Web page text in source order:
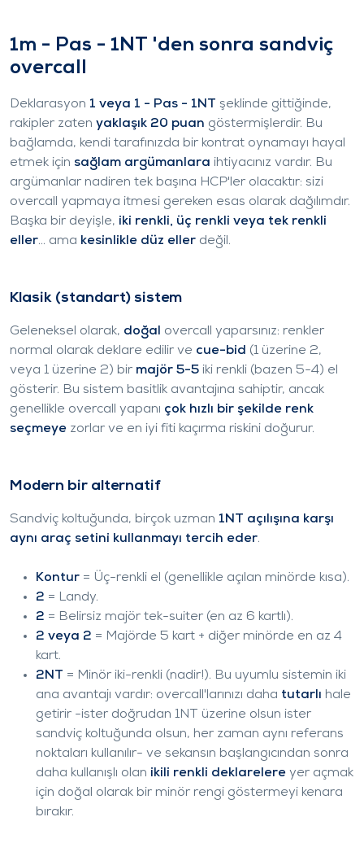
1m - Pas - 1NT 'den sonra sandviç
overcall
Deklarasyon 1 veya 1 - Pas - 1NT şeklinde gittiğinde,
rakipler zaten yaklaşık 20 puan göstermişlerdir. Bu
bağlamda, kendi tarafınızda bir kontrat oynamayı hayal
etmek için sağlam argümanlara ihtiyacınız vardır. Bu
argümanlar nadiren tek başına HCP'ler olacaktır: sizi
overcall yapmaya itmesi gereken esas olarak dağılımdır.
Başka bir deyişle, iki renkli, üç renkli veya tek renkli
eller... ama kesinlikle düz eller değil.
Klasik (standart) sistem
Geleneksel olarak, doğal
overcall yaparsınız: renkler
normal olarak deklare edilir ve cue-bid (1 üzerine 2,
veya 1 üzerine 2) bir majör 5-5 iki renkli (bazen 5-4) el
gösterir. Bu sistem basitlik avantajına sahiptir, ancak
genellikle overcall yapanı çok hızlı bir şekilde renk
seçmeye zorlar ve en iyi fiti kaçırma riskini doğurur.
Modern bir alternatif
Sandviç koltuğunda, birçok uzman 1NT açılışına karşı
aynı araç setini kullanmayı tercih eder.
Kontur = Üç-renkli el (genellikle açılan minörde kısa).
2 = Landy.
2 = Belirsiz majör tek-suiter (en az 6 kartlı).
2 veya 2 = Majörde 5 kart + diğer minörde en az 4
kart.
2NT = Minör iki-renkli (nadir!). Bu uyumlu sistemin iki
ana avantajı vardır: overcall'larınızı daha tutarlı hale
getirir -ister doğrudan 1NT üzerine olsun ister
sandviç koltuğunda olsun, her zaman aynı referans
noktaları kullanılır- ve sekansın başlangıcından sonra
daha kullanışlı olan ikili renkli deklarelere yer açmak
için doğal olarak bir minör rengi göstermeyi kenara
bırakır.